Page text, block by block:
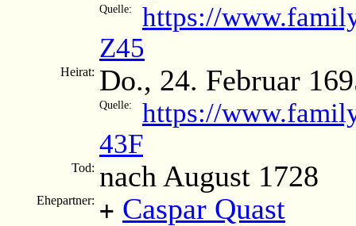
Quelle:
https://
Z45
Heirat: Do., 24. Februar
Quelle:
https://
43F
Tod: nach August 1728
Ehepartner: + Caspar Quast